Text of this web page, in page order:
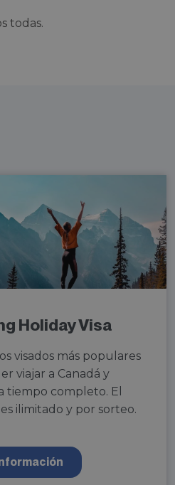
todas.
Holiday Visa
visados más populares
viajar a Canadá y
tiempo completo. El
ilimitado y por sorteo.